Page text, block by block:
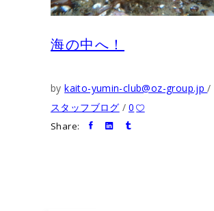
海の中へ！
bykaito-yumin-club@oz-group.jp
スタッフブログ
0
Share: